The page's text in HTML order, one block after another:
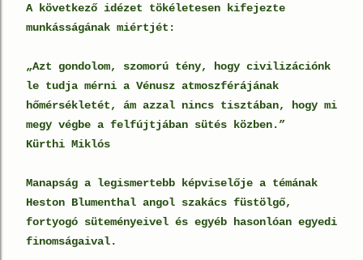
A következő idézet tökéletesen kifejezte
munkásságának miértjét:
„Azt gondolom, szomorú tény, hogy civilizációnk
le tudja mérni a Vénusz atmoszférájának
hőmérsékletét, ám azzal nincs tisztában, hogy mi
megy végbe a felfújtjában sütés közben.”
Kürthi Miklós
Manapság a legismertebb képviselője a témának
Heston Blumenthal angol szakács füstölgő,
fortyogó süteményeivel és egyéb hasonlóan egyedi
finomságaival.